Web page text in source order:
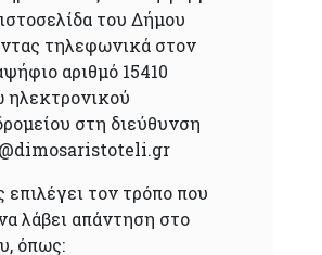
του Δήμου
τηλεφωνικά στον
αριθμό 15410
στη διεύθυνση
επιλέγει τον τρόπο που
λάβει απάντηση στο
όπως: